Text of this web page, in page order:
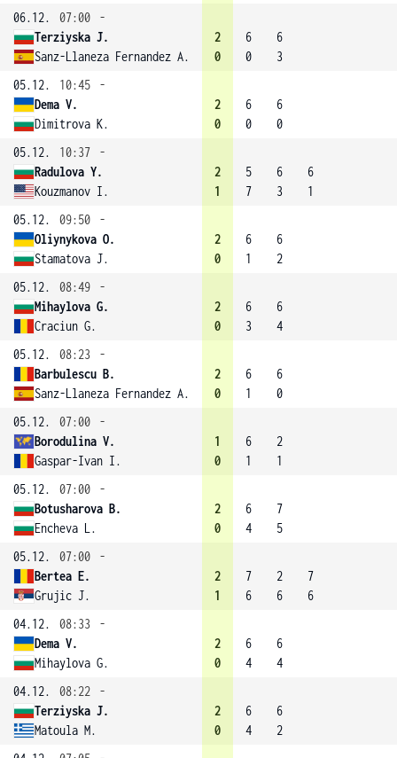
06.12. 07:00
-
Terziyska J.
Sanz-Llaneza Fernandez A.
2
0
6
0
6
3
05.12.
10:45
-
Dema V.
Dimitrova K.
2
0
6
0
6
0
05.12.
10:37
-
Radulova Y.
Kouzmanov I.
2
1
5
7
6
3
6
1
05.12.
09:50
-
Oliynykova O.
Stamatova J.
2
0
6
1
6
2
05.12.
08:49
-
Mihaylova G.
Craciun G.
2
0
6
3
6
4
05.12.
08:23
-
Barbulescu B.
Sanz-Llaneza Fernandez A.
2
0
6
1
6
0
05.12.
07:00
-
Borodulina V.
Gaspar-Ivan I.
1
0
6
1
2
1
05.12.
07:00
-
Botusharova B.
Encheva L.
2
0
6
4
7
5
05.12.
07:00
-
Bertea E.
Grujic J.
2
1
7
6
2
6
7
6
04.12.
08:33
-
Dema V.
Mihaylova G.
2
0
6
4
6
4
04.12.
08:22
-
Terziyska J.
Matoula M.
2
0
6
4
6
2